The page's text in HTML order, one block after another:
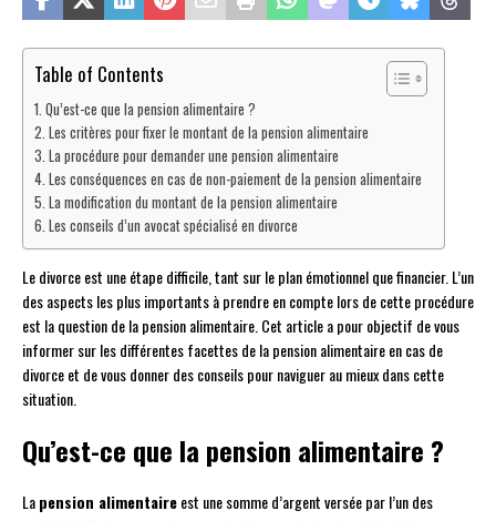
Table of Contents
Qu’est-ce que la pension alimentaire ?
Les critères pour fixer le montant de la pension alimentaire
La procédure pour demander une pension alimentaire
Les conséquences en cas de non-paiement de la pension alimentaire
La modification du montant de la pension alimentaire
Les conseils d’un avocat spécialisé en divorce
Le divorce est une étape difficile, tant sur le plan émotionnel que financier. L’un
des aspects les plus importants à prendre en compte lors de cette procédure
est la question de la pension alimentaire. Cet article a pour objectif de vous
informer sur les différentes facettes de la pension alimentaire en cas de
divorce et de vous donner des conseils pour naviguer au mieux dans cette
situation.
Qu’est-ce que la pension alimentaire ?
Lapension alimentaireest une somme d’argent versée par l’un des